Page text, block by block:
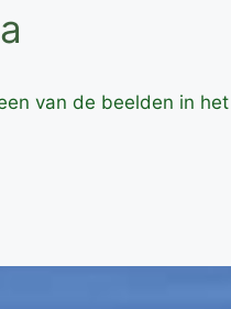
van de beelden in